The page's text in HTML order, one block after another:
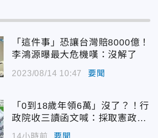
「這件事」恐讓台灣賠8000億！
李鴻源曝最大危機嘆：沒解了
2023/08/14 10:47 要聞
「0到18歲年領6萬」沒了？！行
政院收三讀函文喊：採取憲政作
14小時前 要聞